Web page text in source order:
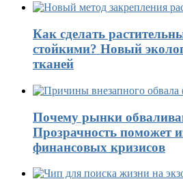
Как сделать
стойкими? Новый
тканей
Почему рынки
Прозрачность поможет
финансовых кризисов